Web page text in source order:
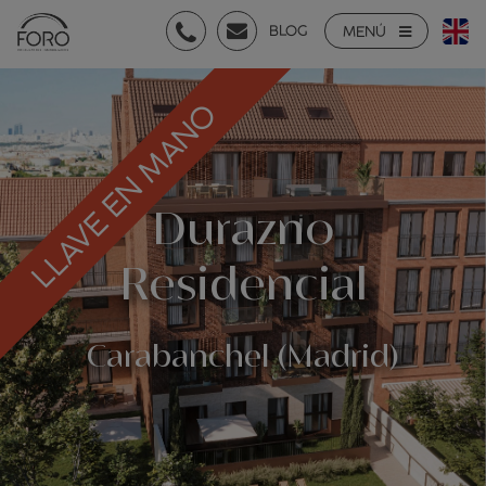
MENÚ
BLOG
Durazno
Residencial
Carabanchel (Madrid)
EN MANO